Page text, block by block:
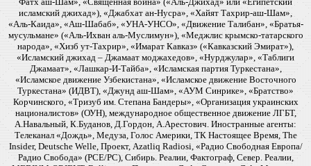
исламский джихад»), «Джабхат ан-Нусра», «Хайят Тахрир-аш-Шам»,
«Аль-Каида», «Аш-Шабаб», «УНА-УНСО», «Движение Талибан», «Братья-
мусульмане» («Аль-Ихван аль-Муслимун»), «Меджлис крымско-татарского
народа», «Хизб ут-Тахрир», «Имарат Кавказ» («Кавказский Эмират»),
«Исламский джихад – Джамаат моджахедов», «Нурджулар», «Таблиги
Джамаат», «Лашкар-И-Тайба», «Исламская партия Туркестана»,
«Исламское движение Узбекистана», «Исламское движение Восточного
Туркестана» (ИДВТ), «Джунд аш-Шам», «АУМ Синрике», «Братство»
Корчинского, «Тризуб им. Степана Бандеры», «Организация украинских
националистов» (ОУН), международное общественное движение ЛГБТ,
А.Навальный, К.Буданов, Д.Гордон, А.Арестович. Иностранные агенты:
Телеканал «Дождь», Медуза, Голос Америки, ТК Настоящее Время, The
Insider, Deutsche Welle, Проект, Azatliq Radiosi, «Радио Свободная Европа/
Радио Свобода» (PCE/PC), Сибирь. Реалии, Фактограф, Север. Реалии,